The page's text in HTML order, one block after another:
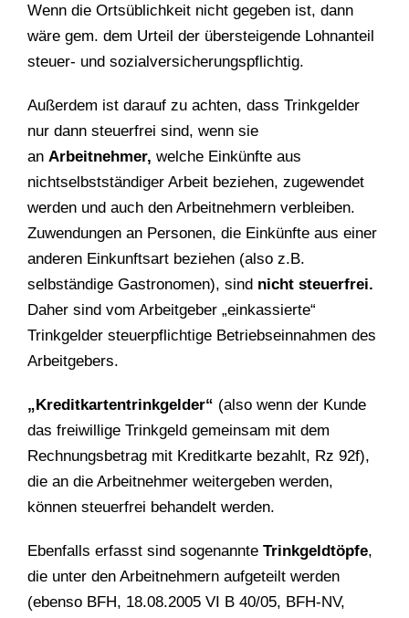
Wenn die Ortsüblichkeit nicht gegeben ist, dann
wäre gem. dem Urteil der übersteigende Lohnanteil
steuer- und sozialversicherungspflichtig.
Außerdem ist darauf zu achten, dass Trinkgelder
nur dann steuerfrei sind, wenn sie
an Arbeitnehmer, welche Einkünfte aus
nichtselbstständiger Arbeit beziehen, zugewendet
werden und auch den Arbeitnehmern verbleiben.
Zuwendungen an Personen, die Einkünfte aus einer
anderen Einkunftsart beziehen (also z.B.
selbständige Gastronomen), sind nicht steuerfrei.
Daher sind vom Arbeitgeber „einkassierte“
Trinkgelder steuerpflichtige Betriebseinnahmen des
Arbeitgebers.
„Kreditkartentrinkgelder“ (also wenn der Kunde
das freiwillige Trinkgeld gemeinsam mit dem
Rechnungsbetrag mit Kreditkarte bezahlt, Rz 92f),
die an die Arbeitnehmer weitergeben werden,
können steuerfrei behandelt werden.
Ebenfalls erfasst sind sogenannte Trinkgeldtöpfe,
die unter den Arbeitnehmern aufgeteilt werden
(ebenso BFH, 18.08.2005 VI B 40/05, BFH-NV,